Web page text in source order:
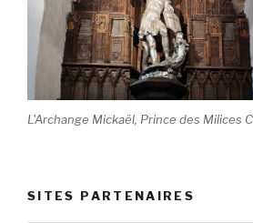
L'Archange Mickaël, Prince des Milices
SITES PARTENAIRES